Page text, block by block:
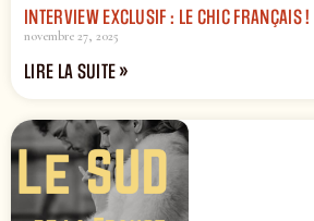
INTERVIEW EXCLUSIF : LE CHIC FRANÇAIS !
novembre 27, 2025
LIRE LA SUITE »